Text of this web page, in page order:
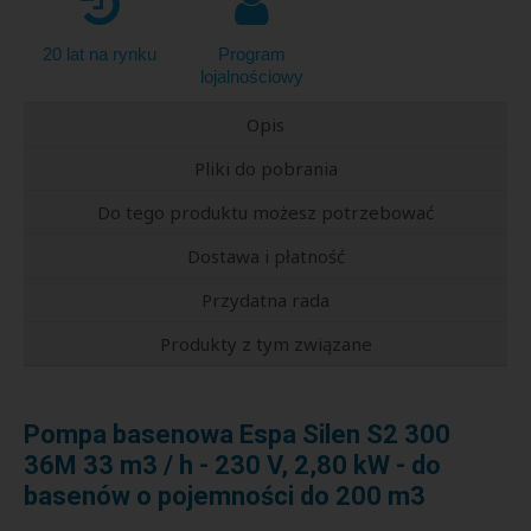
20 lat na rynku
Program
lojalnościowy
Opis
Pliki do pobrania
Do tego produktu możesz potrzebować
Dostawa i płatność
Przydatna rada
Produkty z tym związane
Pompa basenowa Espa Silen S2 300
36M 33 m3 / h - 230 V, 2,80 kW - do
basenów o pojemności do 200 m3